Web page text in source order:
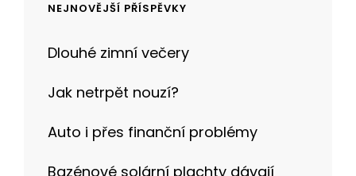
NEJNOVĚJŠÍ PŘÍSPĚVKY
Dlouhé zimní večery
Jak netrpět nouzí?
Auto i přes finanční problémy
Bazénové solární plachty dávají